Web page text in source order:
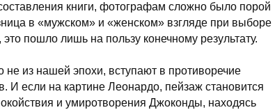
книги, фотографам сложно было порой
в «мужском» и «женском» взгляде при выборе
пошло лишь на пользу конечному результату.
из нашей эпохи, вступают в противоречие
И если на картине Леонардо, пейзаж становится
и умиротворения Джоконды, находясь